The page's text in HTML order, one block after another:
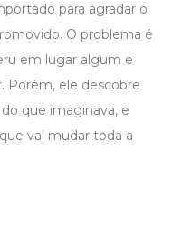
para agradar o
O problema é
em lugar algum e
Porém, ele descobre
que imaginava, e
vai mudar toda a